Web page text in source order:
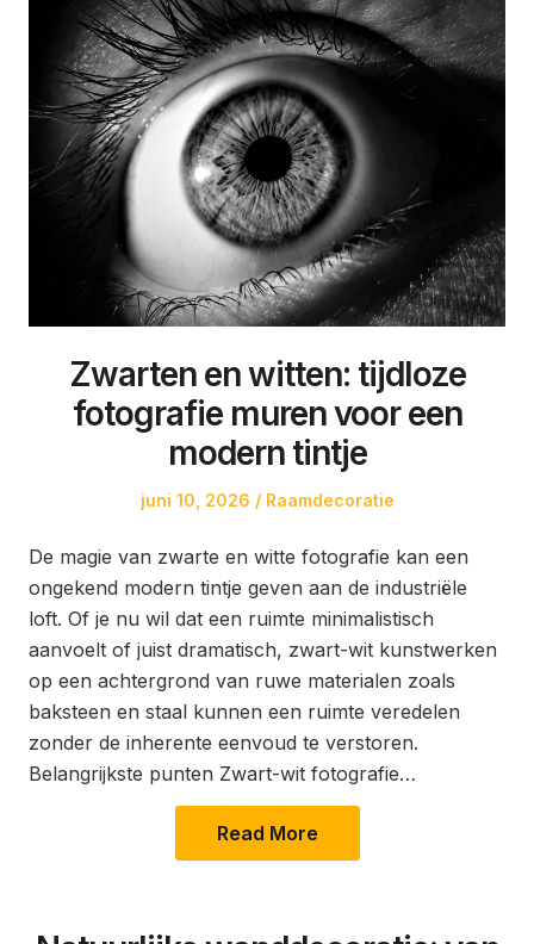
Zwarten en witten: tijdloze
fotografie muren voor een
modern tintje
Posted
juni 10, 2026
Posted
Raamdecoratie
De magie van zwarte en witte fotografie kan een
ongekend modern tintje geven aan de industriële
loft. Of je nu wil dat een ruimte minimalistisch
aanvoelt of juist dramatisch, zwart-wit kunstwerken
op een achtergrond van ruwe materialen zoals
baksteen en staal kunnen een ruimte veredelen
zonder de inherente eenvoud te verstoren.
Belangrijkste punten Zwart-wit fotografie…
Read More